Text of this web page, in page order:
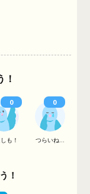
！
も！ つらいね...
0 0
！